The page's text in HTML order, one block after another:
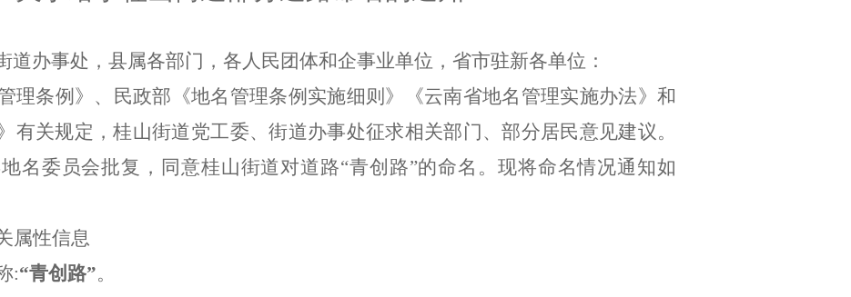
道办事处，县属各部门，各人民团体和企事业单位，省市驻新各单位：
理条例》、民政部《地名管理条例实施细则 》《云南省地名管理实施办法》和
有关规定，桂山街道党工委、街道办事处征求相关部门、部分居民意见建议。
名委员会批复，同意桂山街道对道路“青创路”的命名。现将命名情况通知如
属性信息
:“青创路”。